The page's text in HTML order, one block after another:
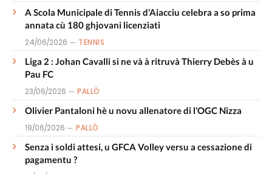
A Scola Municipale di Tennis d’Aiacciu celebra a so prima
annata cù 180 ghjovani licenziati
24/06/2026 TENNIS
Liga 2 : Johan Cavalli si ne và à ritruvà Thierry Debès à u
Pau FC
23/06/2026 PALLÒ
Olivier Pantaloni hè u novu allenatore di l’OGC Nizza
19/06/2026 PALLÒ
Senza i soldi attesi, u GFCA Volley versu a cessazione di
pagamentu ?